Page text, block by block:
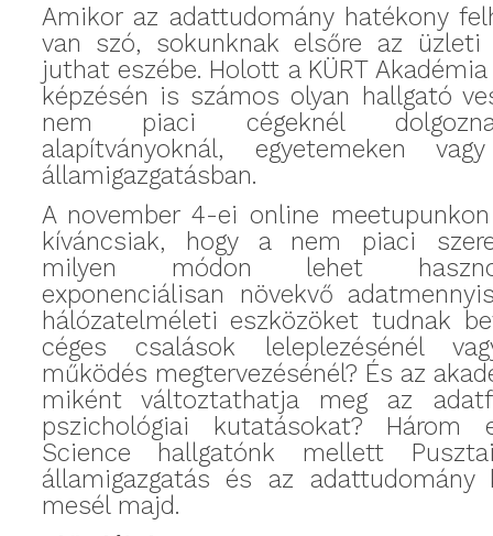
Amikor az adattudomány hatékony
van szó, sokunknak elsőre az üzleti
juthat eszébe. Holott a KÜRT
képzésén is számos olyan hallgató
nem piaci cégeknél
alapítványoknál, egyetemeken
államigazgatásban.
A november 4-ei online
kíváncsiak, hogy a nem piaci
milyen módon lehet
exponenciálisan növekvő
hálózatelméleti eszközöket tudnak
céges csalások leleplezésénél
működés megtervezésénél? És az
miként változtathatja meg az
pszichológiai kutatásokat? Három
Science hallgatónk mellett
államigazgatás és az adattudomány
mesél majd.